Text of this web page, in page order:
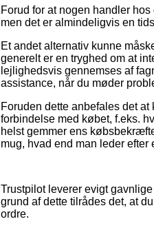
Forud for at nogen handler
men det er almindeligvis en
Et andet alternativ kunne
generelt er en tryghed om at
lejlighedsvis gennemses af
assistance, når du møder
Foruden dette anbefales det
forbindelse med købet, f.eks.
helst gemmer ens
mug, hvad end man leder
Trustpilot leverer evigt
grund af dette tilrådes det, at
ordre.